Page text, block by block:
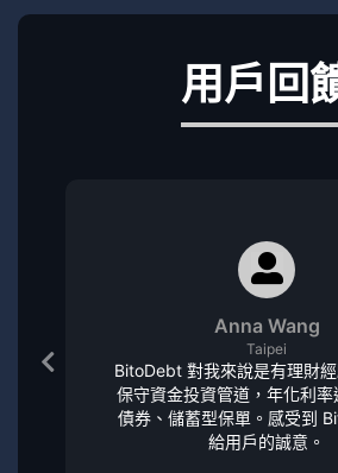
用戶回
Anna Wang
Taipei
BitoDebt 對我來說是有理財
保守資金投資管道，年化利率
債券、儲蓄型保單。感受到
給用戶的誠意。